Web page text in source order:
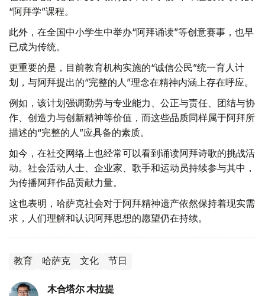
“阿拜学”课程。
此外，在全国中小学生中举办“阿拜诵读”等创意赛事，也早
已成为传统。
更重要的是，目前教育机构实施的“诚信公民”统一育人计
划，与阿拜提出的“完整的人”理念在精神内涵上存在呼应。
例如，该计划强调勤劳与专业能力、公正与责任、团结与协
作、创造力与创新精神等价值，而这些品质同样属于阿拜所
描述的“完整的人”应具备的素质。
如今，在社交网络上也经常可以看到诵读阿拜诗歌的挑战活
动。社会活动人士、企业家、歌手和运动员持续参与其中，
为传播阿拜作品贡献力量。
这也表明，哈萨克社会对于阿拜精神遗产依然保持着现实需
求，人们理解和认识阿拜思想的愿望仍在持续。
教育 哈萨克 文化 节日
木合塔尔 木拉提